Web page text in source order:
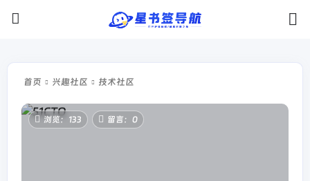
首页 兴趣社区 技术社区
浏览：133 留言：0